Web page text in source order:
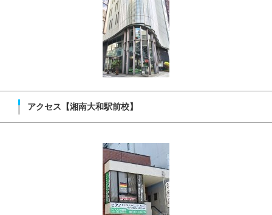
アクセス【湘南大和駅前校】